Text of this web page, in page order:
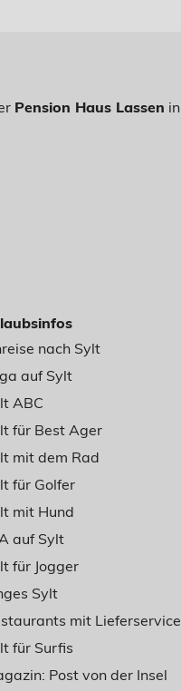
Pension Haus Lassen in
nach Sylt
auf Sylt
ABC
für Best Ager
mit dem Rad
für Golfer
mit Hund
auf Sylt
für Jogger
Sylt
mit Lieferservice
für Surfis
Post von der Insel